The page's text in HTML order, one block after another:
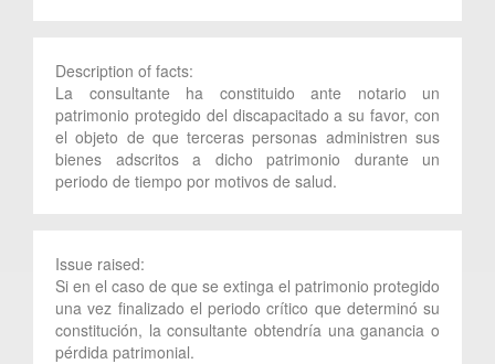
Description of facts:
La consultante ha constituido ante notario un
patrimonio protegido del discapacitado a su favor, con
el objeto de que terceras personas administren sus
bienes adscritos a dicho patrimonio durante un
periodo de tiempo por motivos de salud.
Issue raised:
Si en el caso de que se extinga el patrimonio protegido
una vez finalizado el periodo crítico que determinó su
constitución, la consultante obtendría una ganancia o
pérdida patrimonial.